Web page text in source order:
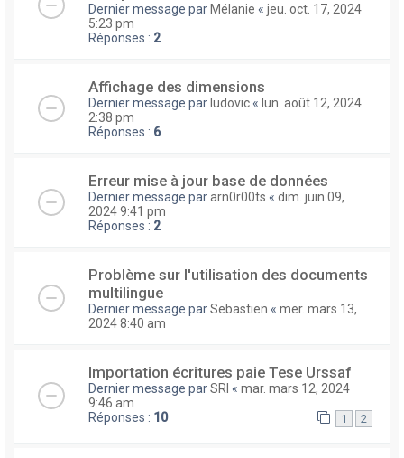
Dernier message par Mélanie « jeu. oct. 17, 2024
5:23 pm
Réponses : 2
Affichage des dimensions
Dernier message par ludovic « lun. août 12, 2024
2:38 pm
Réponses : 6
Erreur mise à jour base de données
Dernier message pararn0r00ts « dim. juin 09,
2024 9:41 pm
Réponses : 2
Problème sur l'utilisation des documents
multilingue
Dernier message parSebastien « mer. mars 13,
2024 8:40 am
Importation écritures paie Tese Urssaf
Dernier message parSRI « mar. mars 12, 2024
9:46 am
Réponses : 10 1 2